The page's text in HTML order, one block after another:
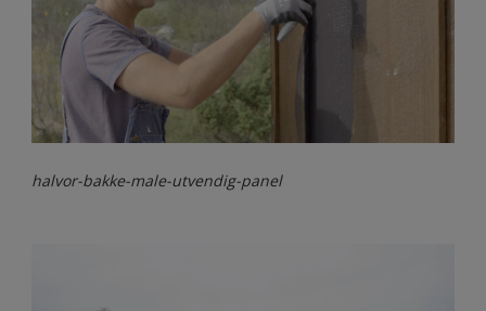
halvor-bakke-male-utvendig-panel